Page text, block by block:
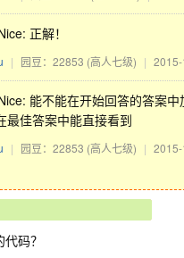
正解！
| 园豆：22853 (高人七级) |
能不能在开始回答的答案中
最佳答案中能直接看到
| 园豆：22853 (高人七级) |
码？